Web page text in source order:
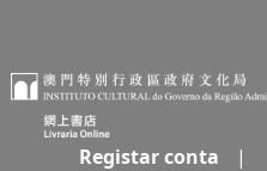
Registar conta
|